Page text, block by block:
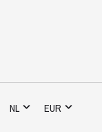
NL EUR